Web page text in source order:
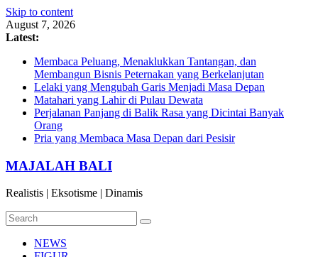
Skip to content
August 7, 2026
Latest:
Membaca Peluang, Menaklukkan Tantangan, dan
Membangun Bisnis Peternakan yang Berkelanjutan
Lelaki yang Mengubah Garis Menjadi Masa Depan
Matahari yang Lahir di Pulau Dewata
Perjalanan Panjang di Balik Rasa yang Dicintai Banyak
Orang
Pria yang Membaca Masa Depan dari Pesisir
MAJALAH BALI
Realistis | Eksotisme | Dinamis
NEWS